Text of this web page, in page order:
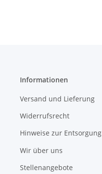
Informationen
Versand und Lieferung
Widerrufsrecht
Hinweise zur Entsorgung
Wir über uns
Stellenangebote